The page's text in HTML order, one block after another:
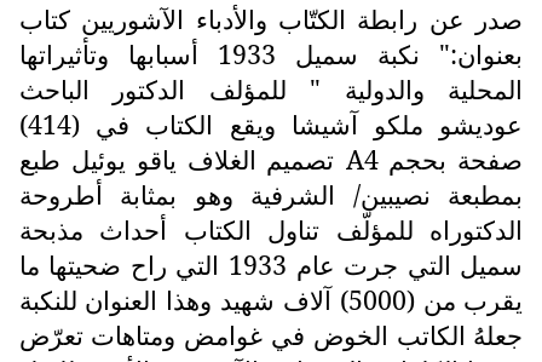
صدر عن رابطة الكتّاب والأدباء الآشوريين كتاب
بعنوان:" نكبة سميل 1933 أسبابها وتأثيراتها
المحلية والدولية " للمؤلف الدكتور الباحث
عوديشو ملكو آشيشا ويقع الكتاب في (414)
صفحة بحجمA4 تصميم الغلاف ياقو يوئيل طبع
بمطبعة نصيبين/ الشرفية وهو بمثابة أطروحة
الدكتوراه للمؤلّف تناول الكتاب أحداث مذبحة
سميل التي جرت عام 1933 التي راح ضحيتها ما
يقرب من (5000) آلاف شهيد وهذا العنوان للنكبة
جعلهُ الكاتب الخوض في غوامض ومتاهات تعرّض